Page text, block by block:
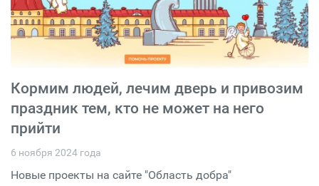
Кормим людей, лечим дверь и привозим
праздник тем, кто не может на него
прийти
6 ноября 2024 года
Новые проекты на сайте "Область добра"